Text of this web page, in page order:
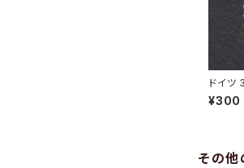
ドイツ
N
¥300
その